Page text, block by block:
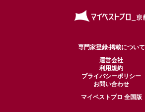
専門家登録·掲載について
運営会社
利用規約
プライバシーポリシー
お問い合わせ
マイベストプロ 全国版